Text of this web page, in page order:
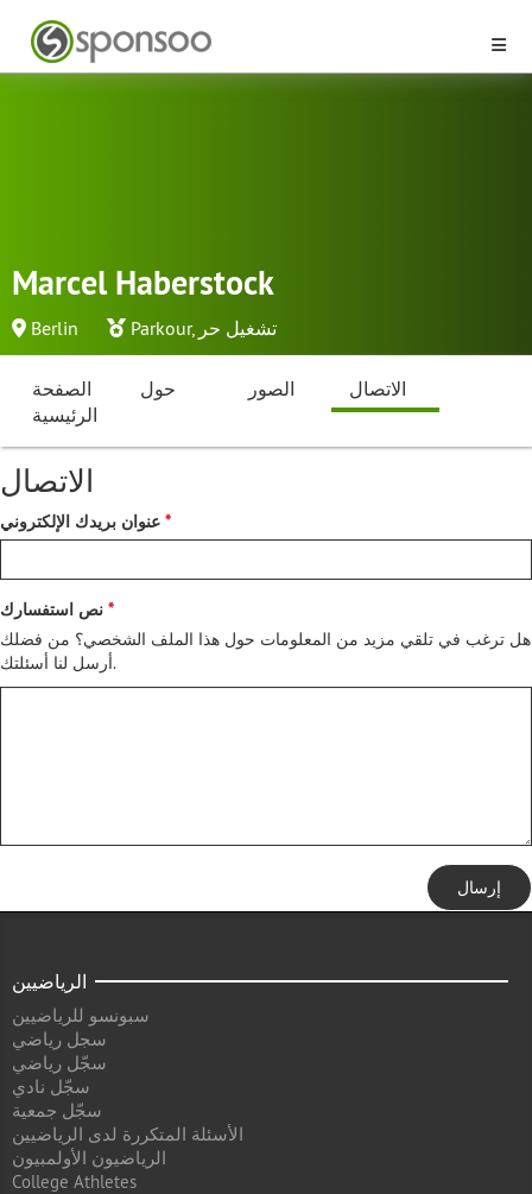
Marcel Haberstock
Berlin Parkour, تشغيل حر
الصفحة
الرئيسية
حول الصور الاتصال
الاتصال
عنوان بريدك الإلكتروني
نص استفسارك
هل ترغب في تلقي مزيد من المعلومات حول هذا الملف الشخصي؟ من فضلك
أرسل لنا أسئلتك.
إرسال
الرياضيين
سبونسو للرياضيين
سجل رياضي
سجّل رياضي
سجّل نادي
سجّل جمعية
الأسئلة المتكررة لدى الرياضيين
الرياضيون الأولمبيون
College Athletes